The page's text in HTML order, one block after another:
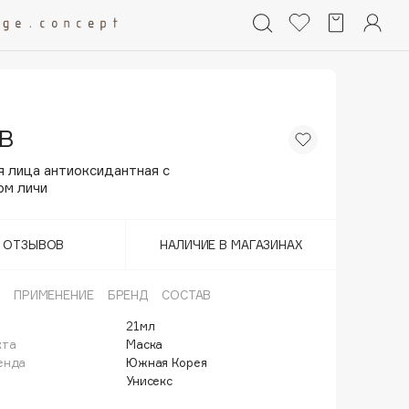
лица антиоксидантная с
личи
ОТЗЫВОВ НАЛИЧИЕ В МАГАЗИНАХ
ПРИМЕНЕНИЕ БРЕНД СОСТАВ
21мл
Маска
Южная Корея
Унисекс